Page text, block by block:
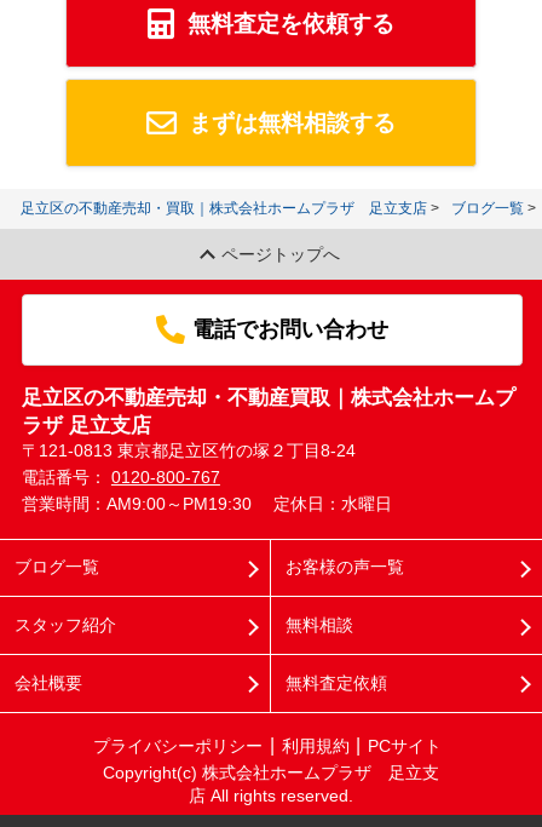
無料査定を依頼する
まずは無料相談する
足立区の不動産売却・買取｜株式会社ホームプラザ 足立支店 ブログ一覧
ページトップへ
電話でお問い合わせ
足立区の不動産売却・不動産買取｜株式会社ホームプ
ラザ 足立支店
〒121-0813 東京都足立区竹の塚２丁目8-24
電話番号： 0120-800-767
営業時間：AM9:00～PM19:30
定休日：水曜日
ブログ一覧
スタッフ紹介
会社概要
お客様の声一覧
無料相談
無料査定依頼
プライバシーポリシー 利用規約
PCサイト
Copyright(c) 株式会社ホームプラザ 足立支
店 All rights reserved.